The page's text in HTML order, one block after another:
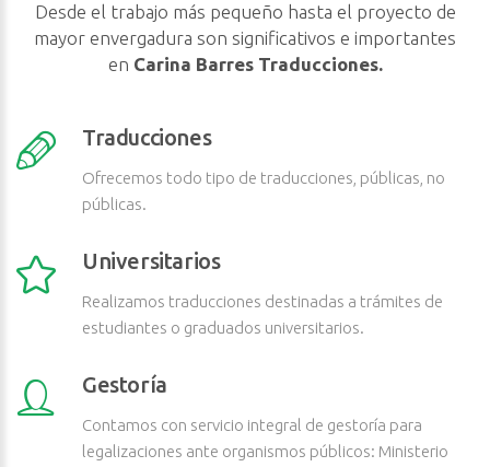
Desde el trabajo más pequeño hasta el proyecto de
mayor envergadura son significativos e importantes
en Carina Barres Traducciones.
Traducciones
Ofrecemos todo tipo de traducciones, públicas, no
públicas.
Universitarios
Realizamos traducciones destinadas a trámites de
estudiantes o graduados universitarios.
Gestoría
Contamos con servicio integral de gestoría para
legalizaciones ante organismos públicos: Ministerio